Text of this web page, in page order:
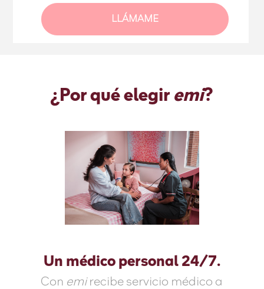
LLÁMAME
¿Por qué elegir emi?
Un médico personal 24/7.
Con emirecibe servicio médico a